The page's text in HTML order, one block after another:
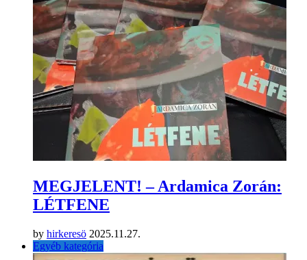
MEGJELENT! – Ardamica Zorán:
LÉTFENE
by hirkeresö 2025.11.27.
Egyéb kategória